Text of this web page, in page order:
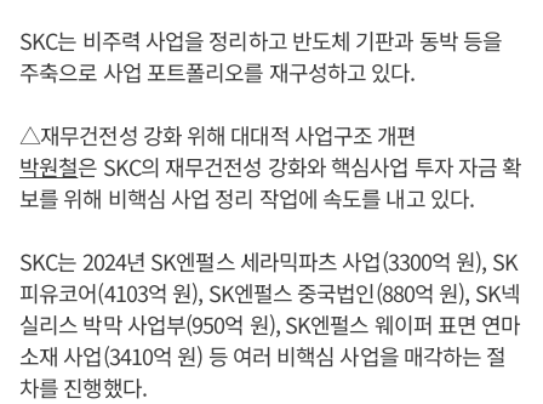
SKC는 비주력 사업을 정리하고 반도체 기판과 동박 등을
주축으로 사업 포트폴리오를 재구성하고 있다.
△재무건전성 강화 위해 대대적 사업구조 개편
박원철은 SKC의 재무건전성 강화와 핵심사업 투자 자금 확
보를 위해 비핵심 사업 정리 작업에 속도를 내고 있다.
SKC는 2024년 SK엔펄스 세라믹파츠 사업(3300억 원), SK
피유코어(4103억 원), SK엔펄스 중국법인(880억 원), SK넥
실리스 박막 사업부(950억 원), SK엔펄스 웨이퍼 표면 연마
소재 사업(3410억 원) 등 여러 비핵심 사업을 매각하는 절
차를 진행했다.